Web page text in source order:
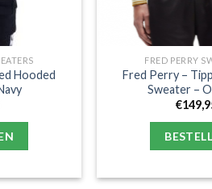
Hooded
FRED PERRY
Fred Perry –
Sweater –
€